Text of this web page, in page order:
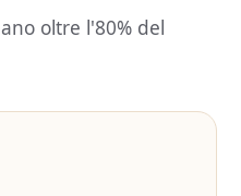
oltre l'80% del